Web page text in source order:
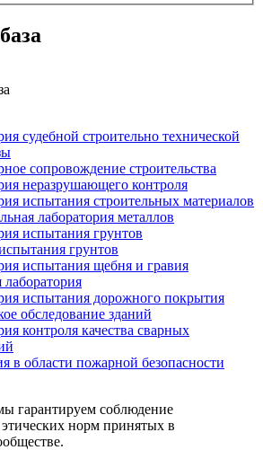
судебной строительно технической
сопровождение строительства
неразрушающего контроля
испытания строительных материалов
лаборатория металлов
испытания грунтов
грунтов
испытания щебня и гравия
испытания дорожного покрытия
обследование зданий
контроля качества сварных
в области пожарной безопасности
гарантируем соблюдение
норм принятых в